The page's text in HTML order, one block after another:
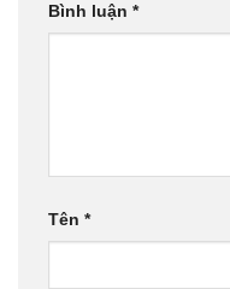
Bình luận *
Tên *